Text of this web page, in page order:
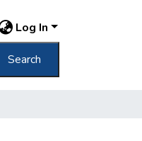
Log In
Search